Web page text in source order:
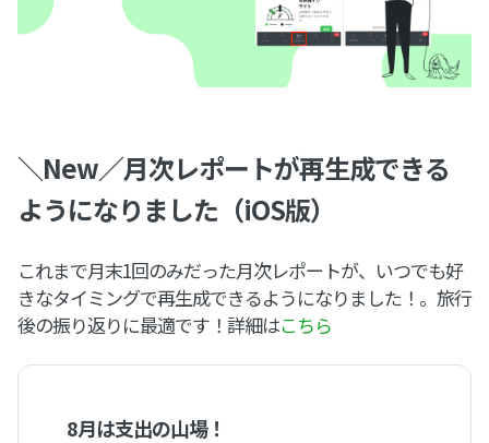
＼New／月次レポートが再生成できる
ようになりました（iOS版）
これまで月末1回のみだった月次レポートが、いつでも好
きなタイミングで再生成できるようになりました！。旅行
後の振り返りに最適です！詳細はこちら
8月は支出の山場！